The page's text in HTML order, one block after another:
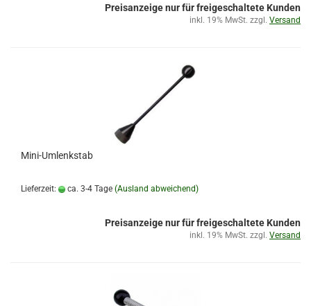
Preisanzeige nur für freigeschaltete Kunden
inkl. 19% MwSt. zzgl. Versand
Mini-Umlenkstab
Lieferzeit: ca. 3-4 Tage (Ausland abweichend)
Preisanzeige nur für freigeschaltete Kunden
inkl. 19% MwSt. zzgl. Versand